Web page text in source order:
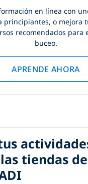
en línea con
principiantes, o mejora
recomendados para
buceo.
APRENDE AHORA
tiendas